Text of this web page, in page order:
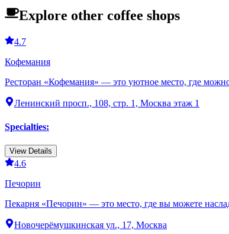
Explore other coffee shops
4.7
Кофемания
Ресторан «Кофемания» — это уютное место, где
Ленинский просп., 108, стр. 1, Москва этаж 1
Specialties:
View Details
4.6
Печорин
Пекарня «Печорин» — это место, где вы можете
Новочерёмушкинская ул., 17, Москва